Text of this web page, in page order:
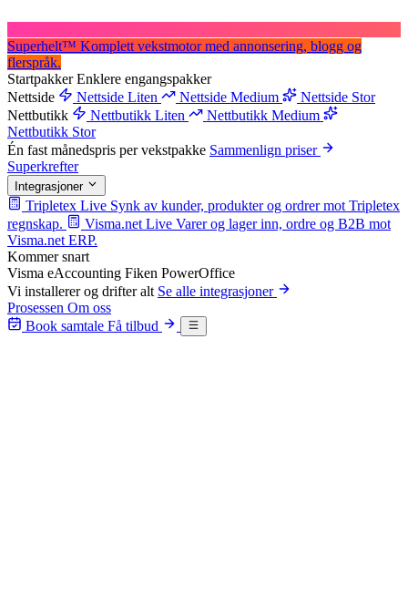
Superhelt™ Komplett vekstmotor med annonsering, blogg og
flerspråk.
StartpakkerEnklere engangspakker
Nettside
Nettside Liten Nettside Medium
Nettside Stor
Nettbutikk
Nettbutikk Liten
Nettbutikk Medium
Nettbutikk Stor
Én fast månedspris per vekstpakke Sammenlign priser
Superkrefter
Integrasjoner
Tripletex Live Synk av kunder, produkter og ordrer mot Tripletex
regnskap.
Visma.net Live Varer og lager inn, ordre og B2B mot
Visma.net ERP.
Kommer snart
Visma eAccounting Fiken PowerOffice
Vi installerer og drifter alt Se alle integrasjoner
Prosessen Om oss
Book samtale Få tilbud